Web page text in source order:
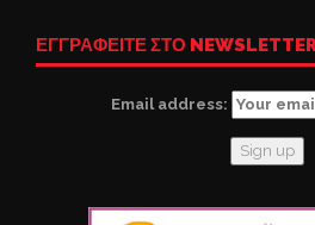
ΕΓΓΡΑΦΕΙΤΕ ΣΤΟ
Email address: